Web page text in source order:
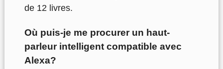
de 12 livres.
Où puis-je me procurer un haut-
parleur intelligent compatible avec
Alexa?